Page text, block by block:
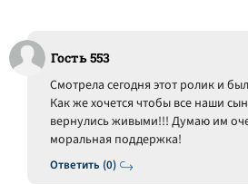
Гость 553
Ответить (0)
Смотрела сегодня этот ролик и
Как же хочется чтобы все наши
вернулись живыми!!! Думаю им
моральная поддержка!